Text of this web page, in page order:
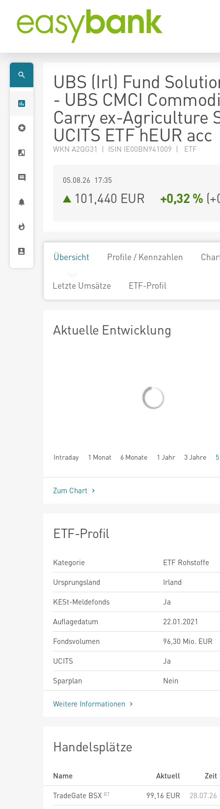
UBS (Irl) Fund
- UBS CMCI
Carry ex-Agriculture
UCITS ETF hEUR acc
WKN A2QG31 | ISIN IE00BN941009 | ETF
05.08.26 17:35
101,440 EUR +0,32 % (
Übersicht Profile / Kennzahlen
Letzte Umsätze ETF-Profil
Aktuelle Entwicklung
Intraday 1 Monat 6 Monate 1 Jahr 3 Jahre
seit Beginn
Zum Chart
ETF-Profil
Kategorie
ETF Rohstoffe
Ursprungsland
Irland
KESt-Meldefonds
Ja
Auflagedatum
22.01.2021
Fondsvolumen
96,30 Mio. EUR
UCITS
Ja
Sparplan
Nein
Weitere Informationen
Handelsplätze
Name Aktuell
Zeit
TradeGate BSX
99,16 EUR
28.07.26